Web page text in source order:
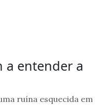
a entender a
ruína esquecida em